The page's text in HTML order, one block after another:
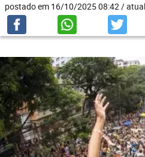
postado em 16/10/2025 08:42 /